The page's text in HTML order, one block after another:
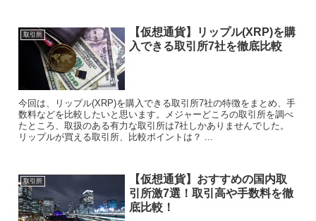
取引所
【仮想通貨】リップル(XRP)を購
入できる取引所7社を徹底比較
今回は、リップル(XRP)を購入できる取引所7社の特徴をまとめ、手
数料などを比較したいと思います。メジャーどころの取引所を調べ
たところ、取扱のある有力な取引所は7社しかありませんでした。
リップルが買える取引所、比較ポイントは？ ...
取引所
【仮想通貨】おすすめの国内取
引所激7選！取引高や手数料を徹
底比較！